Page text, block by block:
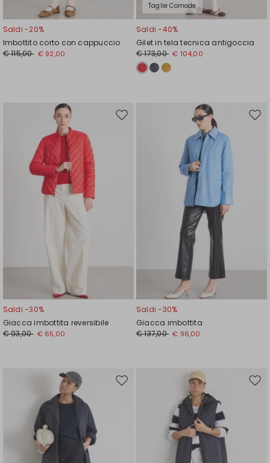
Saldi -20%
Imbottito corto con cappuccio
€ 115,00 € 92,00
Taglie Comode
Saldi -40%
Gilet in tela tecnica antigoccia
€ 173,00 € 104,00
Sposta
Saldi -30%
Giacca imbottita reversibile
€ 93,00 € 65,00
Saldi -30%
Giacca imbottita
€ 137,00 € 96,00
Sposta